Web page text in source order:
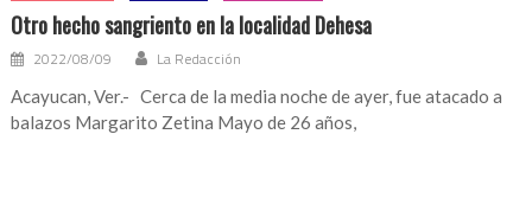
Otro hecho sangriento en la localidad Dehesa
2022/08/09 La Redacción
Acayucan, Ver.- Cerca de la media noche de ayer, fue atacado a
balazos Margarito Zetina Mayo de 26 años,